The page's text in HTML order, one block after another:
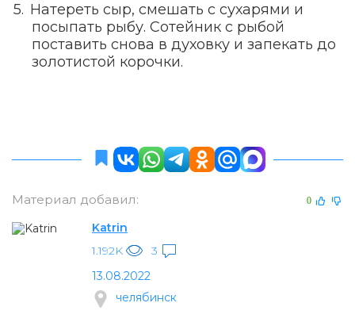
Натереть сыр, смешать с сухарями и
посыпать рыбу. Сотейник с рыбой
поставить снова в духовку и запекать до
золотистой корочки.
Материал добавил: 0
Katrin
1.192K
3
13.08.2022
челябинск